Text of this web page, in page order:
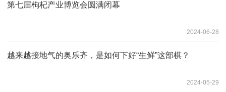
第七届枸杞产业博览会圆满闭幕
2024-06-28
越来越接地气的奥乐齐，是如何下好“生鲜”这部棋？
2024-05-29